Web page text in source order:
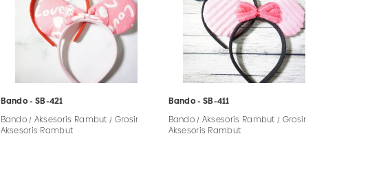
Bando - SB-421
Bando / Aksesoris Rambut / Grosir
Aksesoris Rambut
Bando - SB-411
Bando / Aksesoris Rambut / Grosir
Aksesoris Rambut